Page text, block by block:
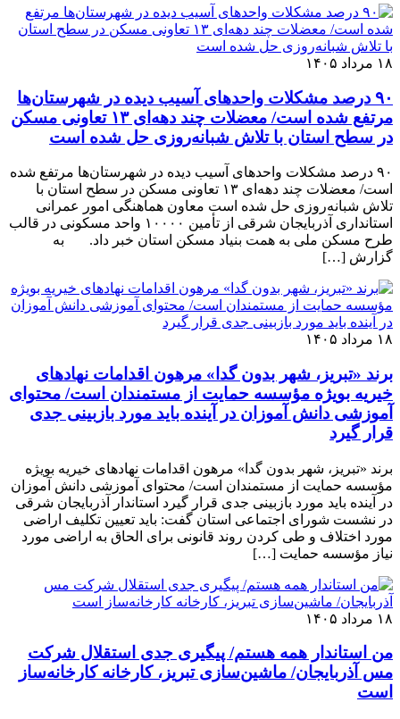
۱۸ مرداد ۱۴۰۵
٩٠ درصد مشکلات واحدهای آسیب دیده در شهرستان‌ها
مرتفع شده است/ معضلات چند دهه‌ای ١٣ تعاونی مسکن
در سطح استان با تلاش شبانه‌روزی حل شده است
٩٠ درصد مشکلات واحدهای آسیب دیده در شهرستان‌ها مرتفع شده
است/ معضلات چند دهه‌ای ١٣ تعاونی مسکن در سطح استان با
تلاش شبانه‌روزی حل شده است معاون هماهنگی امور عمرانی
استانداری آذربایجان شرقی از تأمین ١٠٠٠٠ واحد مسکونی در قالب
طرح مسکن ملی به همت بنیاد مسکن استان خبر داد. به
گزارش […]
۱۸ مرداد ۱۴۰۵
برند «تبریز، شهر بدون گدا» مرهون اقدامات نهادهای
خیریه بویژه مؤسسه حمایت از مستمندان است/ محتوای
آموزشی دانش آموزان در آینده باید مورد بازبینی جدی
قرار گیرد
برند «تبریز، شهر بدون گدا» مرهون اقدامات نهادهای خیریه بویژه
مؤسسه حمایت از مستمندان است/ محتوای آموزشی دانش آموزان
در آینده باید مورد بازبینی جدی قرار گیرد استاندار آذربایجان شرقی
در نشست شورای اجتماعی استان گفت: باید تعیین تکلیف اراضی
مورد اختلاف و طی کردن روند قانونی برای الحاق به اراضی مورد
نیاز مؤسسه حمایت […]
۱۸ مرداد ۱۴۰۵
من استاندار همه هستم/ پیگیری جدی استقلال شرکت
مس آذربایجان/ ماشین‌سازی تبریز، کارخانه کارخانه‌ساز
است